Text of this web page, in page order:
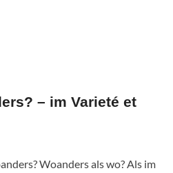
– im Varieté et
Woanders als wo? Als im